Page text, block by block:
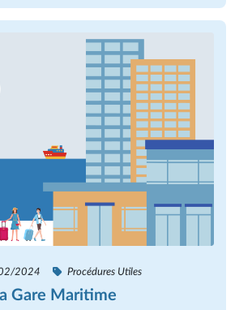
Gare Maritime
2024 Procédures Utiles